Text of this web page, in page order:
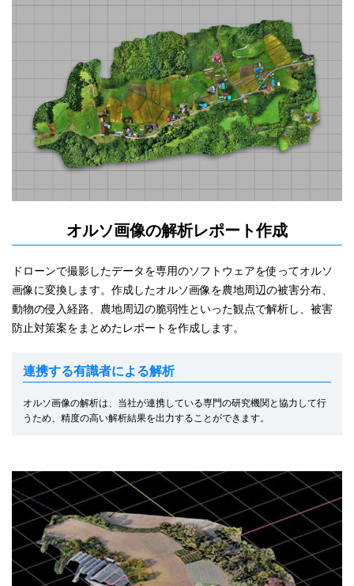
オルソ画像の解析レポート作成
ドローンで撮影したデータを専用のソフトウェアを使ってオルソ
画像に変換します。作成したオルソ画像を農地周辺の被害分布、
動物の侵入経路、農地周辺の脆弱性といった観点で解析し、被害
防止対策案をまとめたレポートを作成します。
連携する有識者による解析
オルソ画像の解析は、当社が連携している専門の研究機関と協力して行
うため、精度の高い解析結果を出力することができます。